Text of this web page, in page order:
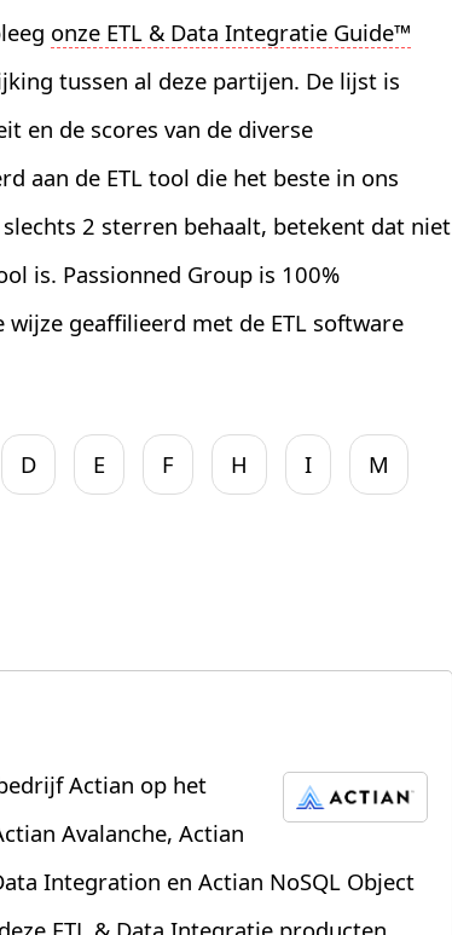
onze ETL & Data Integratie Guide™
tussen al deze partijen. De lijst is
en de scores van de diverse
aan de ETL tool die het beste in ons
2 sterren behaalt, betekent dat niet
is. Passionned Group is 100%
geaffilieerd met de ETL software
D E F H I M
Actian op het
Avalanche, Actian
Integration en Actian NoSQL Object